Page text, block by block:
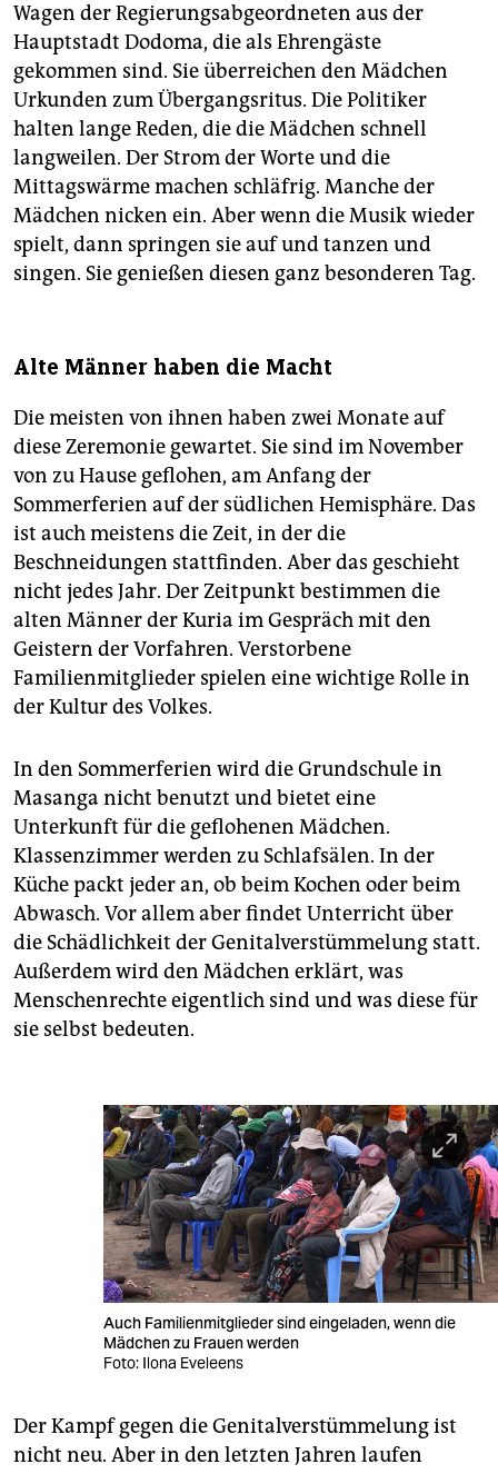
Wagen der Regierungsabgeordneten aus der
Hauptstadt Dodoma, die als Ehrengäste
gekommen sind. Sie überreichen den Mädchen
Urkunden zum Übergangsritus. Die Politiker
halten lange Reden, die die Mädchen schnell
langweilen. Der Strom der Worte und die
Mittagswärme machen schläfrig. Manche der
Mädchen nicken ein. Aber wenn die Musik wieder
spielt, dann springen sie auf und tanzen und
singen. Sie genießen diesen ganz besonderen Tag.
Alte Männer haben die Macht
Die meisten von ihnen haben zwei Monate auf
diese Zeremonie gewartet. Sie sind im November
von zu Hause geflohen, am Anfang der
Sommerferien auf der südlichen Hemisphäre. Das
ist auch meistens die Zeit, in der die
Beschneidungen stattfinden. Aber das geschieht
nicht jedes Jahr. Der Zeitpunkt bestimmen die
alten Männer der Kuria im Gespräch mit den
Geistern der Vorfahren. Verstorbene
Familienmitglieder spielen eine wichtige Rolle in
der Kultur des Volkes.
In den Sommerferien wird die Grundschule in
Masanga nicht benutzt und bietet eine
Unterkunft für die geflohenen Mädchen.
Klassenzimmer werden zu Schlafsälen. In der
Küche packt jeder an, ob beim Kochen oder beim
Abwasch. Vor allem aber findet Unterricht über
die Schädlichkeit der Genitalverstümmelung statt.
Außerdem wird den Mädchen erklärt, was
Menschenrechte eigentlich sind und was diese für
sie selbst bedeuten.
Auch Familienmitglieder sind eingeladen, wenn die
Mädchen zu Frauen werden
Foto: Ilona Eveleens
Der Kampf gegen die Genitalverstümmelung ist
nicht neu. Aber in den letzten Jahren laufen